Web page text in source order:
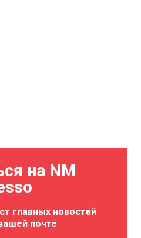
на NM
главных новостей
почте